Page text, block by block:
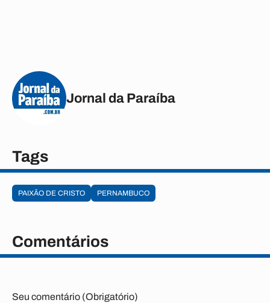
Jornal da Paraíba
Tags
PAIXÃO DE CRISTO PERNAMBUCO
Comentários
Seu comentário (Obrigatório)